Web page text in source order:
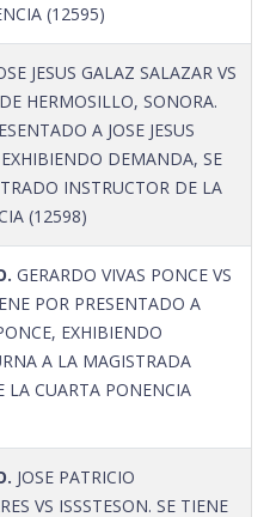
(12595)
JESUS GALAZ SALAZAR VS
HERMOSILLO, SONORA.
A JOSE JESUS
DEMANDA, SE
INSTRUCTOR DE LA
(12598)
GERARDO VIVAS PONCE VS
POR PRESENTADO A
EXHIBIENDO
A LA MAGISTRADA
LA CUARTA PONENCIA
JOSE PATRICIO
VS ISSSTESON. SE TIENE